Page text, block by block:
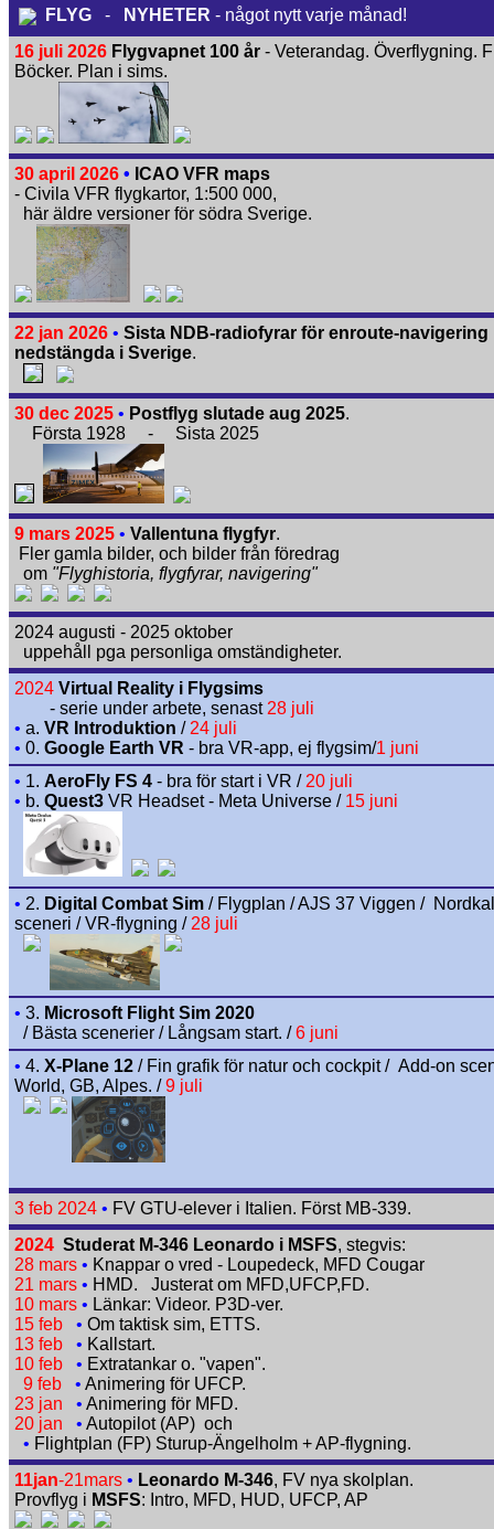
FLYG - NYHETER - något nytt varje månad!
16 juli 2026 Flygvapnet 100 år - Veterandag. Överflygning.
Böcker. Plan i sims.
30 april 2026 • ICAO VFR maps
- Civila VFR flygkartor, 1:500 000,
här äldre versioner för södra Sverige.
22 jan 2026 • Sista NDB-radiofyrar för enroute-navigering
nedstängda i Sverige.
30 dec 2025 • Postflyg slutade aug 2025.
Första 1928 - Sista 2025
9 mars 2025 • Vallentuna flygfyr.
Fler gamla bilder, och bilder från föredrag
om "Flyghistoria, flygfyrar, navigering"
2024 augusti - 2025 oktober
uppehåll pga personliga omständigheter.
2024 Virtual Reality i Flygsims
- serie under arbete, senast 28 juli
• a. VR Introduktion / 24 juli
• 0. Google Earth VR - bra VR-app, ej flygsim/1 juni
• 1. AeroFly FS 4 - bra för start i VR / 20 juli
• b. Quest3 VR Headset - Meta Universe /15 juni
• 2. Digital Combat Sim / Flygplan / AJS 37 Viggen /
sceneri / VR-flygning / 28 juli
• 3. Microsoft Flight Sim 2020
/ Bästa scenerier / Långsam start. /6 juni
• 4. X-Plane 12 / Fin grafik för natur och cockpit / Add-on
World, GB, Alpes. /9 juli
3 feb 2024 • FV GTU-elever i Italien. Först MB-339.
2024 Studerat M-346 Leonardo i MSFS, stegvis:
28 mars • Knappar o vred - Loupedeck, MFD Cougar
21 mars • HMD. Justerat om MFD,UFCP,FD.
10 mars • Länkar: Videor. P3D-ver.
15 feb
• Om taktisk sim, ETTS.
13 feb
• Kallstart.
10 feb
• Extratankar o. "vapen".
9 feb
• Animering för UFCP.
23 jan
• Animering för MFD.
20 jan
• Autopilot (AP) och
• Flightplan (FP) Sturup-Ängelholm + AP-flygning.
11jan-21mars • Leonardo M-346, FV nya skolplan.
Provflyg i MSFS: Intro, MFD, HUD, UFCP, AP